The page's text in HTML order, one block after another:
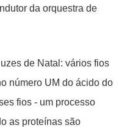
da orquestra de
de Natal: vários fios
número UM do ácido do
fios - um processo
as proteínas são